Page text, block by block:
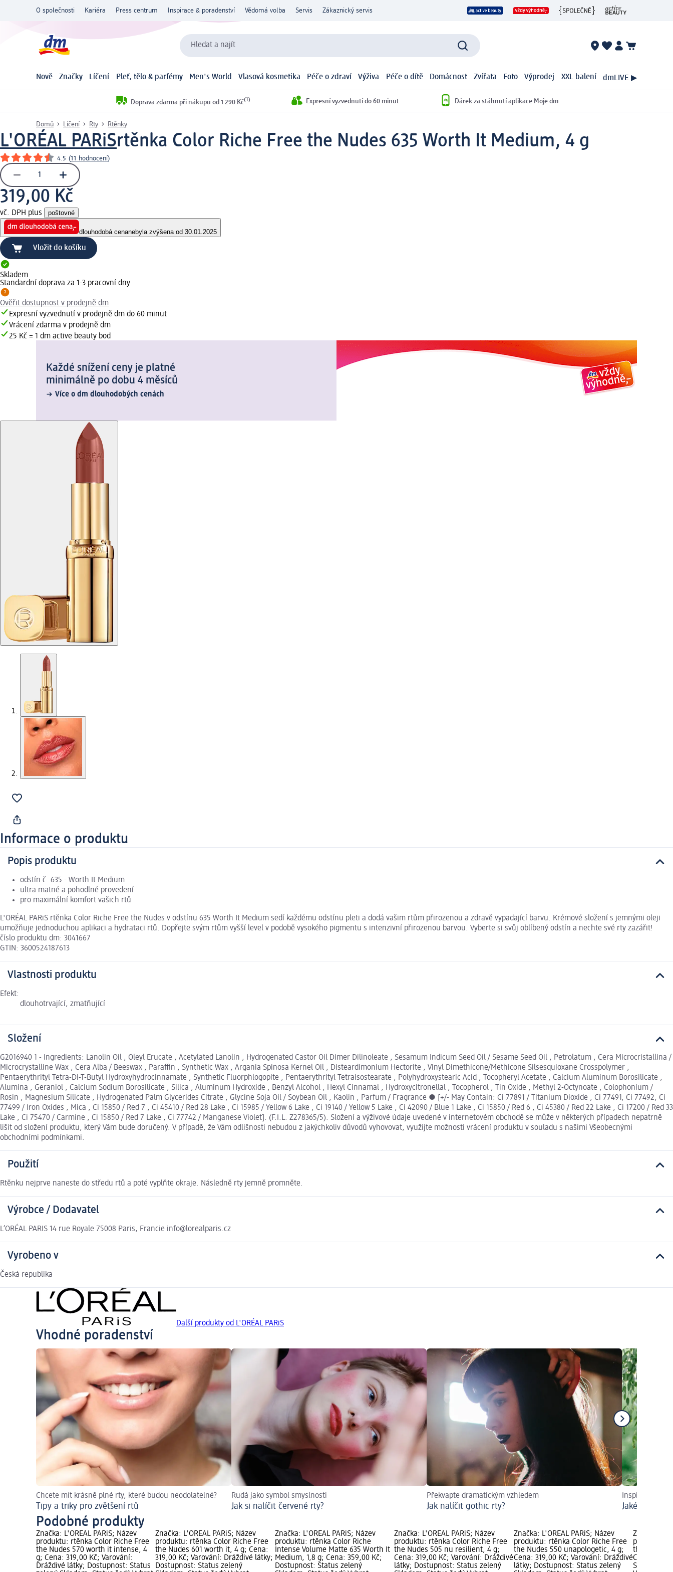
O společnosti Kariéra Press centrum Inspirace & poradenství Vědomá volba Servis Zákaznický servis
Hledat a najít
Nově Značky Líčení Pleť, tělo & parfémy Men's World Vlasová kosmetika Péče o zdraví Výživa Péče o dítě Domácnost Zvířata Foto Výprodej XXL balení dmLIVE ▶
Doprava zdarma při nákupu od 1 290 Kč(1) Expresní vyzvednutí do 60 minut Dárek za stáhnutí aplikace Moje dm
Domů Líčení Rty Rtěnky
L'ORÉAL PARiSrtěnka Color Riche Free the Nudes 635 Worth It Medium, 4 g
4.5 (11 hodnocení)
319,00 Kč
vč. DPH plus poštovné
dlouhodobá cenanebyla zvýšena od 30.01.2025
Vložit do košíku
Skladem
Standardní doprava za 1-3 pracovní dny
Ověřit dostupnost v prodejně dm
Expresní vyzvednutí v prodejně dm do 60 minut
Vrácení zdarma v prodejně dm
25 Kč = 1 dm active beauty bod
Každé snížení ceny je platné
minimálně po dobu 4 měsíců
Více o dm dlouhodobých cenách
Informace o produktu
Popis produktu
odstín č. 635 - Worth It Medium
ultra matné a pohodlné provedení
pro maximální komfort vašich rtů
L'ORÉAL PARiS rtěnka Color Riche Free the Nudes v odstínu 635 Worth It Medium sedí každému odstínu pleti a dodá vašim rtům přirozenou a zdravě vypadající barvu. Krémové složení s jemnými oleji
umožňuje jednoduchou aplikaci a hydrataci rtů. Dopřejte svým rtům vyšší level v podobě vysokého pigmentu s intenzivní přirozenou barvou. Vyberte si svůj oblíbený odstín a nechte své rty zazářit!
číslo produktu dm: 3041667
GTIN: 3600524187613
Vlastnosti produktu
Efekt:
dlouhotrvající, zmatňující
Složení
G2016940 1 - Ingredients: Lanolin Oil , Oleyl Erucate , Acetylated Lanolin , Hydrogenated Castor Oil Dimer Dilinoleate , Sesamum Indicum Seed Oil / Sesame Seed Oil , Petrolatum , Cera Microcristallina /
Microcrystalline Wax , Cera Alba / Beeswax , Paraffin , Synthetic Wax , Argania Spinosa Kernel Oil , Disteardimonium Hectorite , Vinyl Dimethicone/Methicone Silsesquioxane Crosspolymer ,
Pentaerythrityl Tetra-Di-T-Butyl Hydroxyhydrocinnamate , Synthetic Fluorphlogopite , Pentaerythrityl Tetraisostearate , Polyhydroxystearic Acid , Tocopheryl Acetate , Calcium Aluminum Borosilicate ,
Alumina , Geraniol , Calcium Sodium Borosilicate , Silica , Aluminum Hydroxide , Benzyl Alcohol , Hexyl Cinnamal , Hydroxycitronellal , Tocopherol , Tin Oxide , Methyl 2-Octynoate , Colophonium /
Rosin , Magnesium Silicate , Hydrogenated Palm Glycerides Citrate , Glycine Soja Oil / Soybean Oil , Kaolin , Parfum / Fragrance ● [+/- May Contain: Ci 77891 / Titanium Dioxide , Ci 77491, Ci 77492, Ci
77499 / Iron Oxides , Mica , Ci 15850 / Red 7 , Ci 45410 / Red 28 Lake , Ci 15985 / Yellow 6 Lake , Ci 19140 / Yellow 5 Lake , Ci 42090 / Blue 1 Lake , Ci 15850 / Red 6 , Ci 45380 / Red 22 Lake , Ci 17200 / Red 33
Lake , Ci 75470 / Carmine , Ci 15850 / Red 7 Lake , Ci 77742 / Manganese Violet]. (F.I.L. Z278365/5). Složení a výživové údaje uvedené v internetovém obchodě se může v některých případech nepatrně
lišit od složení produktu, který Vám bude doručený. V případě, že Vám odlišnosti nebudou z jakýchkoliv důvodů vyhovovat, využijte možnosti vrácení produktu v souladu s našimi Všeobecnými
obchodními podmínkami.
Použití
Rtěnku nejprve naneste do středu rtů a poté vyplňte okraje. Následně rty jemně promněte.
Výrobce / Dodavatel
L’ORÉAL PARIS 14 rue Royale 75008 Paris, Francie info@lorealparis.cz
Vyrobeno v
Česká republika
Další produkty od L'ORÉAL PARiS
Vhodné poradenství
Chcete mít krásně plné rty, které budou neodolatelné?
Tipy a triky pro zvětšení rtů
Rudá jako symbol smyslnosti
Jak si nalíčit červené rty?
Překvapte dramatickým vzhledem
Jak nalíčit gothic rty?
Inspirujte se
Jaké jsou
Podobné produkty
Značka: L'ORÉAL PARiS; Název
produktu: rtěnka Color Riche Free
the Nudes 570 worth it intense, 4
g; Cena: 319,00 Kč; Varování:
Dráždivé látky; Dostupnost: Status
Značka: L'ORÉAL PARiS; Název
produktu: rtěnka Color Riche Free
the Nudes 601 worth it, 4 g; Cena:
319,00 Kč; Varování: Dráždivé látky;
Dostupnost: Status zelený
Značka: L'ORÉAL PARiS; Název
produktu: rtěnka Color Riche
Intense Volume Matte 635 Worth It
Medium, 1,8 g; Cena: 359,00 Kč;
Dostupnost: Status zelený
Značka: L'ORÉAL PARiS; Název
produktu: rtěnka Color Riche Free
the Nudes 505 nu resilient, 4 g;
Cena: 319,00 Kč; Varování: Dráždivé
látky; Dostupnost: Status zelený
Značka: L'ORÉAL PARiS; Název
produktu: rtěnka Color Riche Free
the Nudes 550 unapologetic, 4 g;
Cena: 319,00 Kč; Varování: Dráždivé
látky; Dostupnost: Status zelený
Značka:
produktu:
the Nudes
Cena:
Status